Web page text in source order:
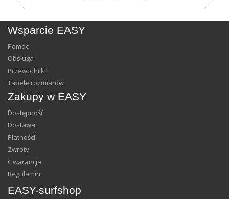
Wsparcie EASY
Pomoc
Obsługa
Przewodniki
Tabele rozmiarów
Zakupy w EASY
Dostępność
Dostawa
Płatności
Zwroty
Gwarancja
Regulamin
EASY-surfshop